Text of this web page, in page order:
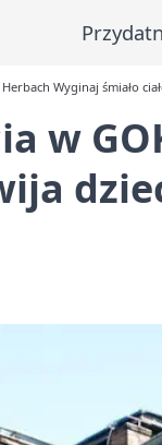
Wyginaj śmiało
w